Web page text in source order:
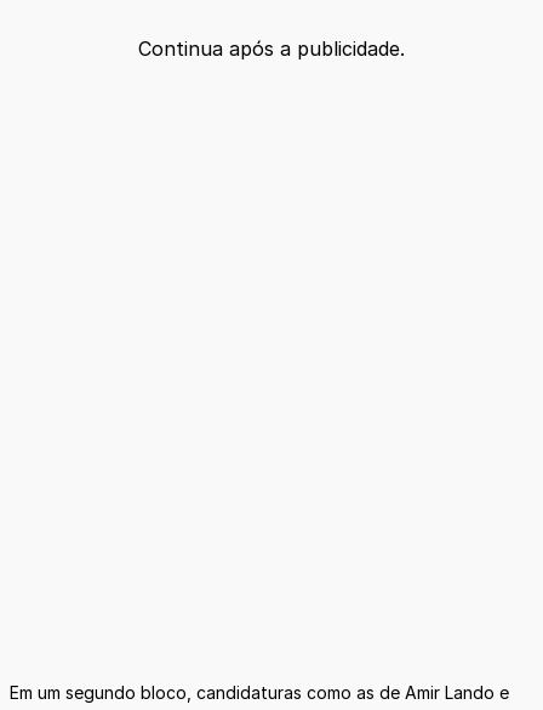
Continua após a publicidade.
Em um segundo bloco, candidaturas como as de Amir Lando e